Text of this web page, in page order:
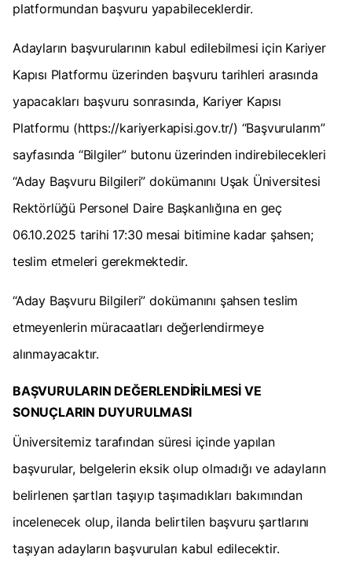
platformundan başvuru yapabileceklerdir.
Adayların başvurularının kabul edilebilmesi için Kariyer
Kapısı Platformu üzerinden başvuru tarihleri arasında
yapacakları başvuru sonrasında, Kariyer Kapısı
Platformu (https://kariyerkapisi.gov.tr/) “Başvurularım”
sayfasında “Bilgiler” butonu üzerinden indirebilecekleri
“Aday Başvuru Bilgileri” dokümanını Uşak Üniversitesi
Rektörlüğü Personel Daire Başkanlığına en geç
06.10.2025 tarihi 17:30 mesai bitimine kadar şahsen;
teslim etmeleri gerekmektedir.
“Aday Başvuru Bilgileri” dokümanını şahsen teslim
etmeyenlerin müracaatları değerlendirmeye
alınmayacaktır.
BAŞVURULARIN DEĞERLENDİRİLMESİ VE
SONUÇLARIN DUYURULMASI
Üniversitemiz tarafından süresi içinde yapılan
başvurular, belgelerin eksik olup olmadığı ve adayların
belirlenen şartları taşıyıp taşımadıkları bakımından
incelenecek olup, ilanda belirtilen başvuru şartlarını
taşıyan adayların başvuruları kabul edilecektir.